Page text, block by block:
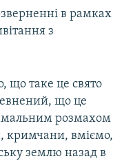
в рамках
з
що таке це свято
що це
розмахом
кримчани, вміємо,
землю назад в